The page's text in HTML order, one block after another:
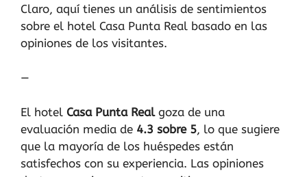
Claro, aquí tienes un análisis de sentimientos
sobre el hotel Casa Punta Real basado en las
opiniones de los visitantes.
—
El hotel Casa Punta Realgoza de una
evaluación media de 4.3 sobre 5, lo que sugiere
que la mayoría de los huéspedes están
satisfechos con su experiencia. Las opiniones